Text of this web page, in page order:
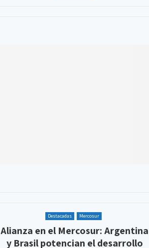
Destacadas Mercosur
Alianza en el Mercosur: Argentina
y Brasil potencian el desarrollo